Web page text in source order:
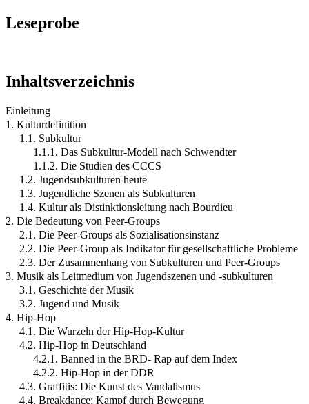
Leseprobe
Inhaltsverzeichnis
Einleitung
1. Kulturdefinition
1.1. Subkultur
1.1.1. Das Subkultur-Modell nach Schwendter
1.1.2. Die Studien des CCCS
1.2. Jugendsubkulturen heute
1.3. Jugendliche Szenen als Subkulturen
1.4. Kultur als Distinktionsleitung nach Bourdieu
2. Die Bedeutung von Peer-Groups
2.1. Die Peer-Groups als Sozialisationsinstanz
2.2. Die Peer-Group als Indikator für gesellschaftliche Probleme
2.3. Der Zusammenhang von Subkulturen und Peer-Groups
3. Musik als Leitmedium von Jugendszenen und -subkulturen
3.1. Geschichte der Musik
3.2. Jugend und Musik
4. Hip-Hop
4.1. Die Wurzeln der Hip-Hop-Kultur
4.2. Hip-Hop in Deutschland
4.2.1. Banned in the BRD- Rap auf dem Index
4.2.2. Hip-Hop in der DDR
4.3. Graffitis: Die Kunst des Vandalismus
4.4. Breakdance: Kampf durch Bewegung